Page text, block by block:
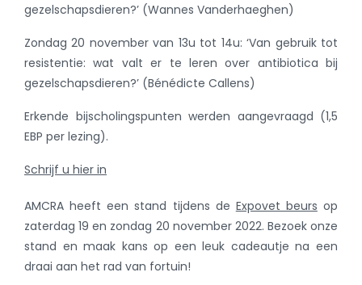
gezelschapsdieren?’ (Wannes Vanderhaeghen)
Zondag 20 november van 13u tot 14u: ‘Van gebruik tot
resistentie: wat valt er te leren over antibiotica bij
gezelschapsdieren?’ (Bénédicte Callens)
Erkende bijscholingspunten werden aangevraagd (1,5
EBP per lezing).
Schrijf u hier in
AMCRA heeft een stand tijdens de Expovet beurs op
zaterdag 19 en zondag 20 november 2022. Bezoek onze
stand en maak kans op een leuk cadeautje na een
draai aan het rad van fortuin!